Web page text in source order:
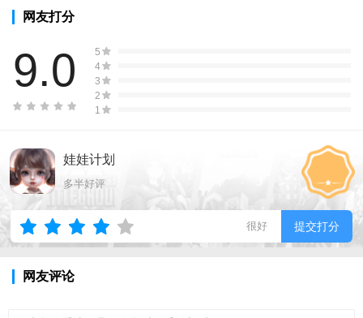
网友打分
9.0
5
4
3
2
1
娃娃计划
多半好评
很好 提交打分
网友评论